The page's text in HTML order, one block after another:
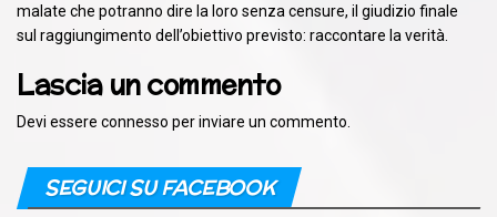
malate che potranno dire la loro senza censure, il giudizio finale
sul raggiungimento dell’obiettivo previsto: raccontare la verità.
Lascia un commento
Devi essere connesso per inviare un commento.
SEGUICI SU FACEBOOK